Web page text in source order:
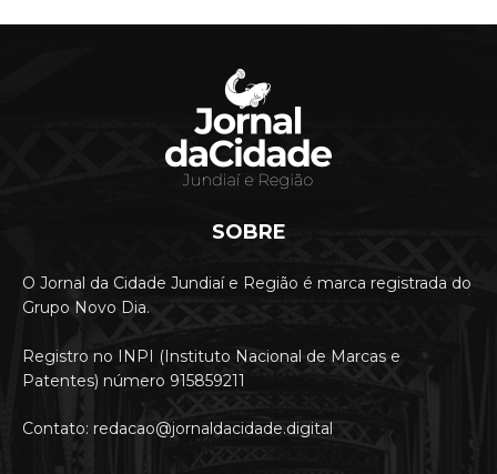
SOBRE
O Jornal da Cidade Jundiaí e Região é marca registrada do
Grupo Novo Dia.
Registro no INPI (Instituto Nacional de Marcas e
Patentes) número 915859211
Contato: redacao@jornaldacidade.digital